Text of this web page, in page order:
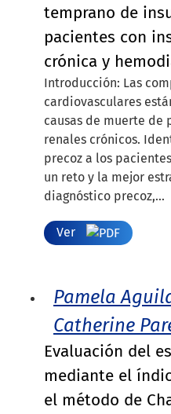
temprano de
pacientes con
crónica y
Introducción: Las
cardiovasculares
causas de muerte de
renales crónicos.
precoz a los
un reto y la mejor
diagnóstico precoz,...
Ver
Pamela
Catherine
Evaluación del
mediante el
el método de